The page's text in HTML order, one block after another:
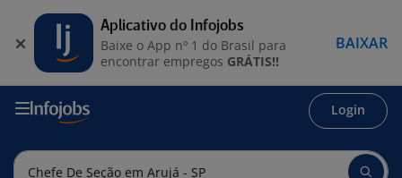
Login
Aplicativo do Infojobs
Baixe o App nº 1 do Brasil para
encontrar empregos GRÁTIS!!
BAIXAR